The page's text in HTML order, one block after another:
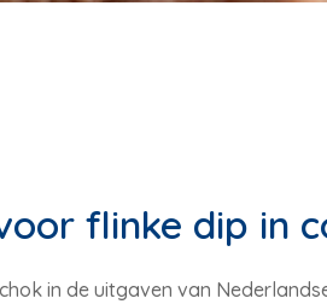
flinke dip in
in de uitgaven van